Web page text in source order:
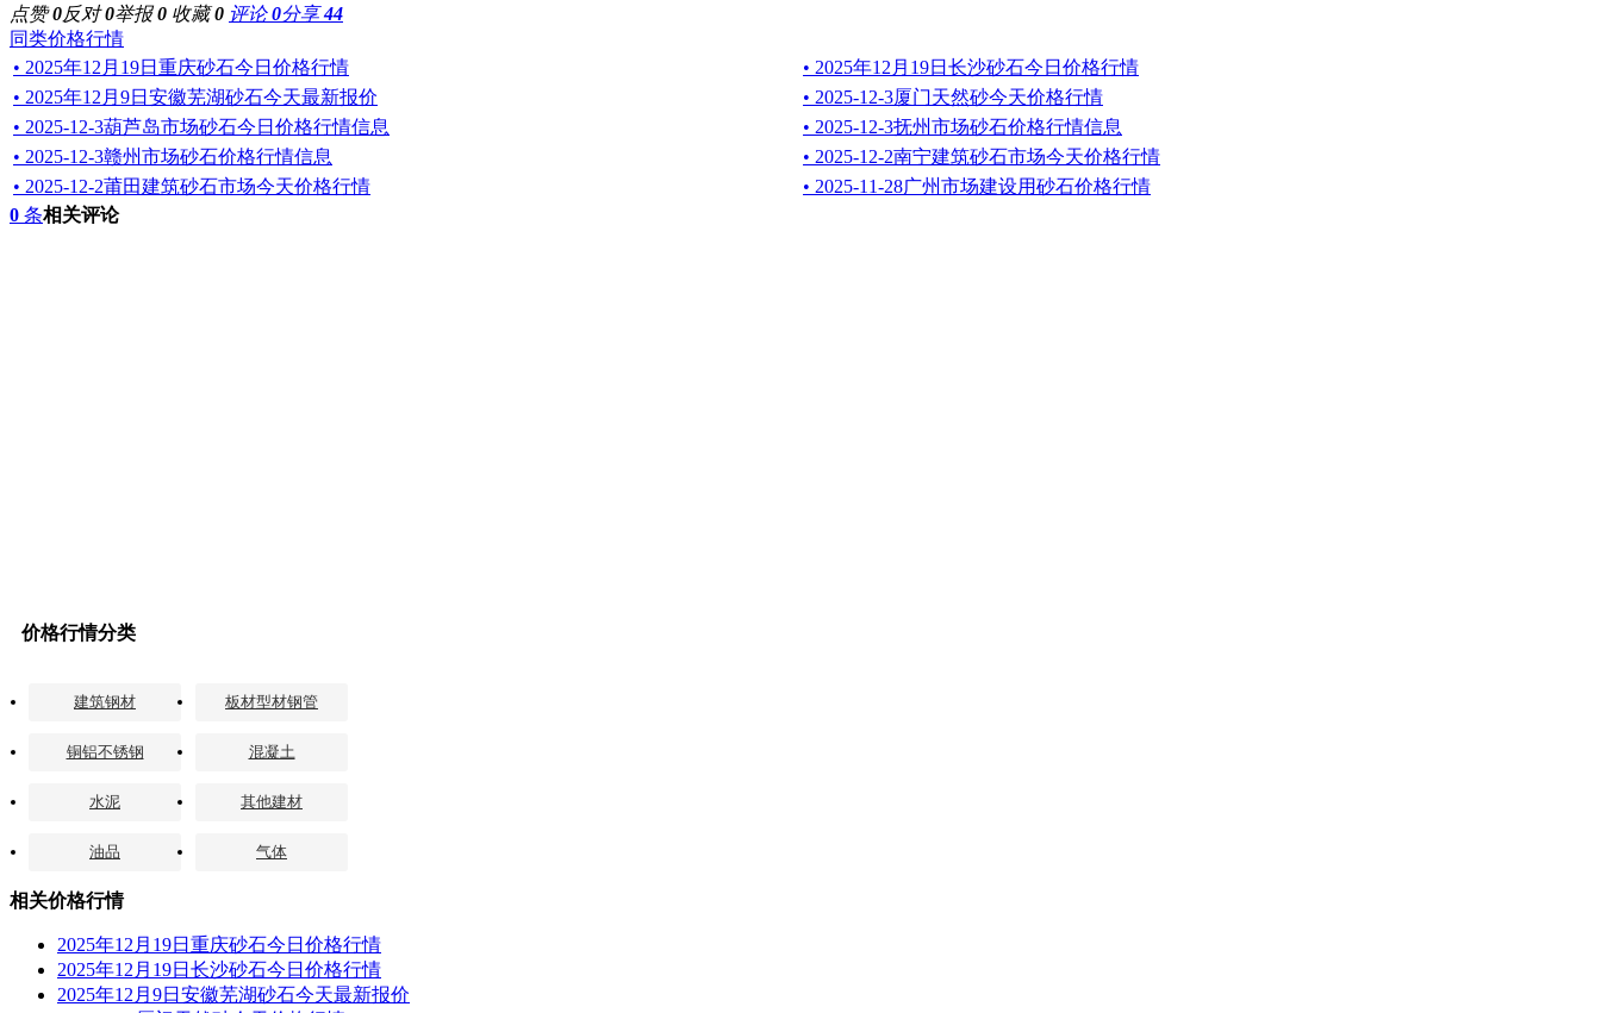
点赞0反对0举报0 收藏0 评论0分享44
同类价格行情
• 2025年12月19日重庆砂石今日价格行情
• 2025年12月19日长沙砂石今日价格行情
• 2025年12月9日安徽芜湖砂石今天最新报价
• 2025-12-3厦门天然砂今天价格行情
• 2025-12-3葫芦岛市场砂石今日价格行情信息
• 2025-12-3抚州市场砂石价格行情信息
• 2025-12-3赣州市场砂石价格行情信息
• 2025-12-2南宁建筑砂石市场今天价格行情
• 2025-12-2莆田建筑砂石市场今天价格行情
• 2025-11-28广州市场建设用砂石价格行情
0 条相关评论
价格行情分类
建筑钢材 板材型材钢管
铜铝不锈钢 混凝土
水泥 其他建材
油品 气体
相关价格行情
2025年12月19日重庆砂石今日价格行情
2025年12月19日长沙砂石今日价格行情
2025年12月9日安徽芜湖砂石今天最新报价